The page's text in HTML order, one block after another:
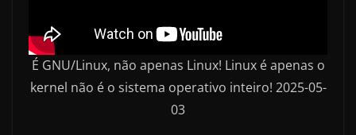
É GNU/Linux, não apenas Linux! Linux é apenas o
kernel não é o sistema operativo inteiro! 2025-05-
03